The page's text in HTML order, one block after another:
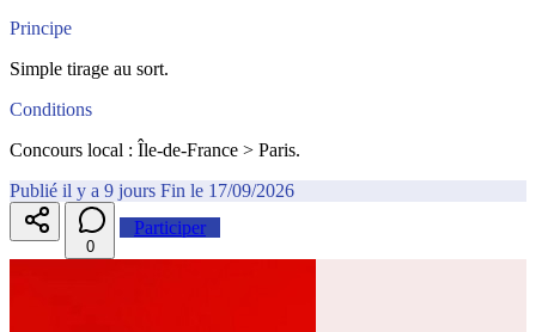
Principe
Simple tirage au sort.
Conditions
Concours local : Île-de-France > Paris.
Publié il y a 9 jours Fin le 17/09/2026
0
Participer